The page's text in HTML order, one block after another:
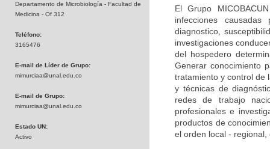
Departamento de Microbiología - Facultad de
Medicina - Of 312
Teléfono:
3165476
E-mail de Líder de Grupo:
mimurciaa@unal.edu.co
E-mail de Grupo:
mimurciaa@unal.edu.co
Estado UN:
Activo
El Grupo
infecciones
diagnostico,
investigaciones
del hospedero
Generar conocimiento
tratamiento y control de
y técnicas de
redes de trabajo
profesionales e
productos de
el orden local -